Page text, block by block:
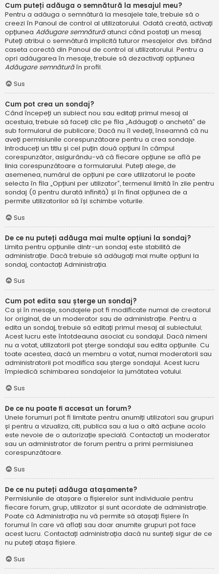
Cum puteți adăuga o semnătură la mesajul meu?
Pentru a adăuga o semnătură la mesajele tale, trebuie să o
creezi în Panoul de control al utilizatorului. Odată creată, activați
opțiunea Adăugare semnăturăatunci când postați un mesaj.
Puteți atribui o semnătură implicită tuturor mesajelor dvs. bifând
caseta corectă din Panoul de control al utilizatorului. Pentru a
opri adăugarea în mesaje, trebuie să dezactivați opțiunea
Adăugare semnăturăîn profil.
Sus
Cum pot crea un sondaj?
Când începeți un subiect nou sau editați primul mesaj al
acestuia, trebuie să faceți clic pe fila „Adăugați o anchetă” de
sub formularul de publicare; Dacă nu îl vedeți, înseamnă că nu
aveți permisiunile corespunzătoare pentru a crea sondaje.
Introduceți un titlu și cel puțin două opțiuni în câmpul
corespunzător, asigurându-vă că fiecare opțiune se află pe
linia corespunzătoare a formularului. Puteți alege, de
asemenea, numărul de opțiuni pe care utilizatorul le poate
selecta în fila „Opțiuni per utilizator”, termenul limită în zile pentru
sondaj (0 pentru durată infinită) și în final opțiunea de a
permite utilizatorilor să își schimbe voturile.
Sus
De ce nu puteți adăuga mai multe opțiuni la sondaj?
Limita pentru opțiunile dintr-un sondaj este stabilită de
administrație. Dacă trebuie să adăugați mai multe opțiuni la
sondaj, contactați Administrația.
Sus
Cum pot edita sau șterge un sondaj?
Ca și în mesaje, sondajele pot fi modificate numai de creatorul
lor original, de un moderator sau de administrație. Pentru a
edita un sondaj, trebuie să editați primul mesaj al subiectului;
Acest lucru este întotdeauna asociat cu sondajul. Dacă nimeni
nu a votat, utilizatorii pot șterge sondajul sau edita opțiunile. Cu
toate acestea, dacă un membru a votat, numai moderatorii sau
administratorii pot modifica sau șterge sondajul. Acest lucru
împiedică schimbarea sondajelor la jumătatea votului.
Sus
De ce nu poate fi accesat un forum?
Unele forumuri pot fi limitate pentru anumiți utilizatori sau grupuri
și pentru a vizualiza, citi, publica sau a lua o altă acțiune acolo
este nevoie de o autorizație specială. Contactați un moderator
sau un administrator de forum pentru a primi permisiunea
corespunzătoare.
Sus
De ce nu puteți adăuga atașamente?
Permisiunile de atașare a fișierelor sunt individuale pentru
fiecare forum, grup, utilizator și sunt acordate de administrație.
Poate că Administrația nu vă permite să atașați fișiere în
forumul în care vă aflați sau doar anumite grupuri pot face
acest lucru. Contactați administrația dacă nu sunteți sigur de ce
nu puteți atașa fișiere.
Sus